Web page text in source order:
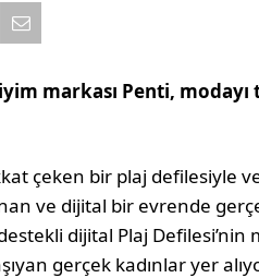
markası Penti,
çeken bir plaj defilesiyle
ve dijital bir evrende
dijital Plaj
gerçek kadınlar yer